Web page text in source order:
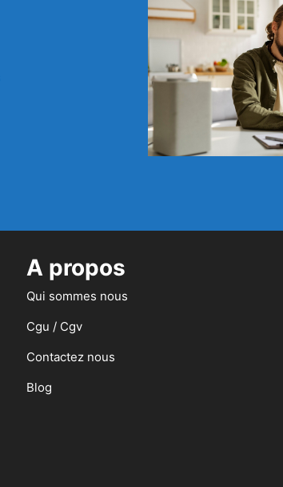
A propos
Qui sommes nous
Cgu / Cgv
Contactez nous
Blog